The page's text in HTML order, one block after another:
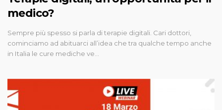
medico?
Sempre più spesso si parla di terapie digitali. Cari dottori,
cominciamo ad abituarci all’idea che tra qualche tempo anche
in Italia le cure mediche ve…